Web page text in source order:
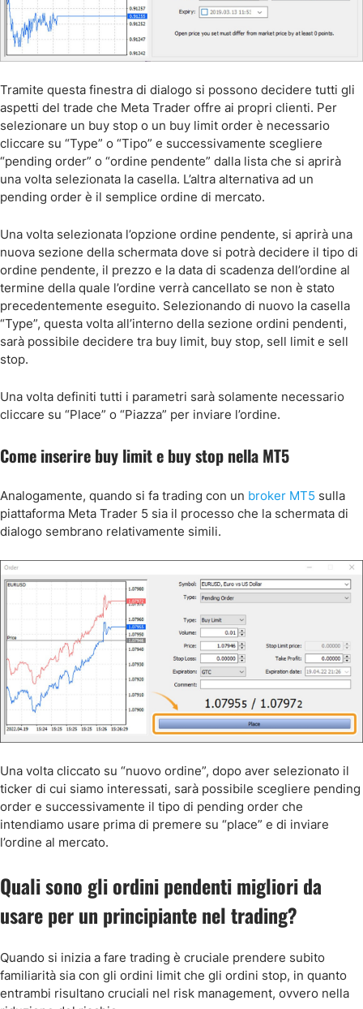
Tramite questa finestra di dialogo si possono decidere tutti gli
aspetti del trade che Meta Trader offre ai propri clienti. Per
selezionare un buy stop o un buy limit order è necessario
cliccare su “Type” o “Tipo” e successivamente scegliere
“pending order” o “ordine pendente” dalla lista che si aprirà
una volta selezionata la casella. L’altra alternativa ad un
pending order è il semplice ordine di mercato.
Una volta selezionata l’opzione ordine pendente, si aprirà una
nuova sezione della schermata dove si potrà decidere il tipo di
ordine pendente, il prezzo e la data di scadenza dell’ordine al
termine della quale l’ordine verrà cancellato se non è stato
precedentemente eseguito. Selezionando di nuovo la casella
“Type”, questa volta all’interno della sezione ordini pendenti,
sarà possibile decidere tra buy limit, buy stop, sell limit e sell
stop.
Una volta definiti tutti i parametri sarà solamente necessario
cliccare su “Place” o “Piazza” per inviare l’ordine.
Come inserire buy limit e buy stop nella MT5
Analogamente, quando si fa trading con un broker MT5 sulla
piattaforma Meta Trader 5 sia il processo che la schermata di
dialogo sembrano relativamente simili.
Una volta cliccato su “nuovo ordine”, dopo aver selezionato il
ticker di cui siamo interessati, sarà possibile scegliere pending
order e successivamente il tipo di pending order che
intendiamo usare prima di premere su “place” e di inviare
l’ordine al mercato.
Quali sono gli ordini pendenti migliori da
usare per un principiante nel trading?
Quando si inizia a fare trading è cruciale prendere subito
familiarità sia con gli ordini limit che gli ordini stop, in quanto
entrambi risultano cruciali nel risk management, ovvero nella